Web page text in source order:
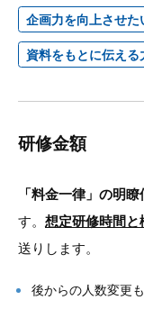
企画力を向上させた
資料をもとに伝え
研修金額
「料金一律」の明
す。 想定研修時間
送りします。
後からの人数変更